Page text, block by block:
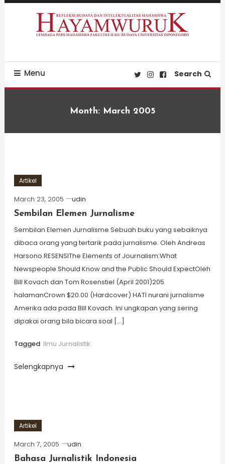
Skip
Menu Search
Month: March 2005
Artikel
March 23, 2005
udin
Sembilan Elemen Jurnalisme
Sembilan Elemen Jurnalisme Sebuah buku yang sebaiknya
dibaca orang yang tertarik pada jurnalisme. Oleh Andreas
Harsono RESENSIThe Elements of Journalism:What
Newspeople Should Know and the Public Should ExpectOleh
Bill Kovach dan Tom Rosenstiel (April 2001)205
halamanCrown $20.00 (Hardcover) HATI nurani jurnalisme
Amerika ada pada Bill Kovach. Ini ungkapan yang sering
dipakai orang bila bicara soal […]
Tagged Ilmu Jurnalistik
Selengkapnya
Artikel
March 7, 2005
udin
Bahasa Jurnalistik Indonesia